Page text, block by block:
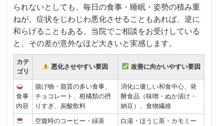
られないとしても、毎日の食事・睡眠・姿勢の積み重
ねが、症状をじわじわ悪化させることもあれば、逆に
和らげることもある。当院でご相談をお受けしている
と、その差が意外なほど大きいと実感します。
カテ
ゴリ
悪化させやすい要因 改善に向かいやすい要因
食事
内容
揚げ物・脂質の多い食事、
チョコレート、柑橘類の摂
りすぎ、炭酸飲料
消化に優しい和食中心、発
酵食品（味噌・ぬか漬け・
納豆）、食物繊維
空腹時のコーヒー・緑茶
白湯・ほうじ茶・カモミー